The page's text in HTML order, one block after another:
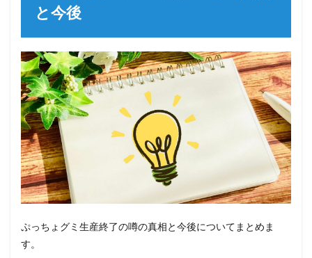
と今後
ぷっちょグミ生産終了の噂の真相と今後についてまとめま
す。